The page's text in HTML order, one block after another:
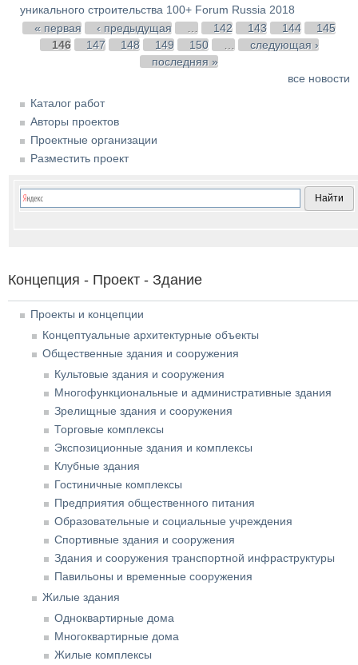
уникального строительства 100+ Forum Russia 2018
Страницы
« первая ‹ предыдущая 142 143 144
145
146
147 148 149 150
следующая ›
последняя »
все новости
Каталог работ
Авторы проектов
Проектные организации
Разместить проект
Концепция - Проект - Здание
Проекты и концепции
Концептуальные архитектурные объекты
Общественные здания и сооружения
Культовые здания и сооружения
Многофункциональные и административные здания
Зрелищные здания и сооружения
Торговые комплексы
Экспозиционные здания и комплексы
Клубные здания
Гостиничные комплексы
Предприятия общественного питания
Образовательные и социальные учреждения
Спортивные здания и сооружения
Здания и сооружения транспортной инфраструктуры
Павильоны и временные сооружения
Жилые здания
Одноквартирные дома
Многоквартирные дома
Жилые комплексы